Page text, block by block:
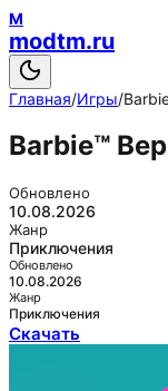
M
modtm.ru
Главная/Игры/
Barbie™
Обновлено
10.08.2026
Жанр
Приключения
Обновлено
10.08.2026
Жанр
Приключения
Скачать